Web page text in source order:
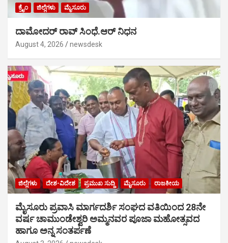
ಕ್ರೈಂ ಜಿಲ್ಲೆಗಳು ಮೈಸೂರು
ದಾಮೋದರ್ ರಾವ್ ಸಿಂಧೆ.ಆರ್ ನಿಧನ
August 4, 2026 newsdesk
ಜಿಲ್ಲೆಗಳು ದೇಶ-ವಿದೇಶ ಪ್ರಮುಖ ಸುದ್ದಿ ಮೈಸೂರು ರಾಜಕೀಯ
ಮೈಸೂರು ಪ್ರವಾಸಿ ಮಾರ್ಗದರ್ಶಿ ಸಂಘದ ವತಿಯಿಂದ 28ನೇ
ವರ್ಷ ಚಾಮುಂಡೇಶ್ವರಿ ಅಮ್ಮನವರ ಪೂಜಾ ಮಹೋತ್ಸವದ
ಹಾಗೂ ಅನ್ನ ಸಂತರ್ಪಣೆ